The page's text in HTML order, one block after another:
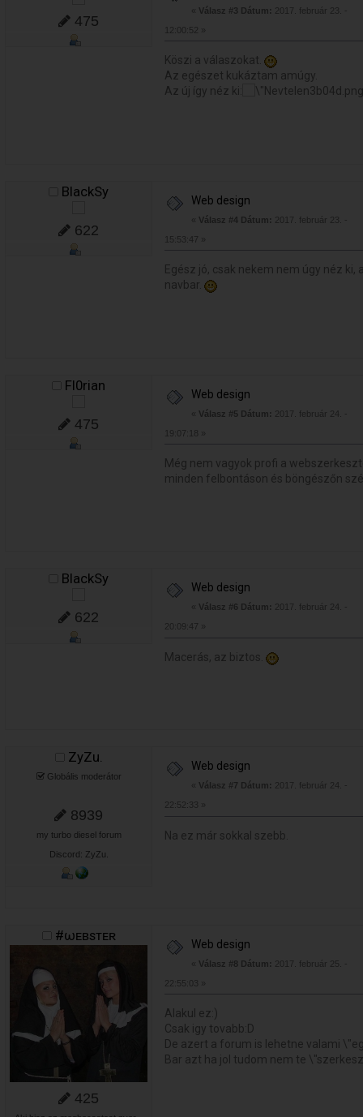
475
« Válasz #3 Dátum:
2017. február 23. -
12:00:52 »
Köszi a válaszokat.
Az egészet kukáztam amúgy.
Az új így néz ki:
BlackSy
622
Web design
« Válasz #4 Dátum:
2017. február 23. -
15:53:47 »
Egész jó, csak nekem nem úgy néz ki,
navbar.
Fl0rian
475
Web design
« Válasz #5 Dátum:
2017. február 24. -
19:07:18 »
Még nem vagyok profi a
minden felbontáson és böngészőn
BlackSy
622
Web design
« Válasz #6 Dátum:
2017. február 24. -
20:09:47 »
Macerás, az biztos.
ZyZu.
Globális moderátor
8939
my turbo diesel forum
Discord: ZyZu.
Web design
« Válasz #7 Dátum:
2017. február 24. -
22:52:33 »
Na ez már sokkal szebb.
#ωᴇʙsᴛᴇʀ
425
Web design
« Válasz #8 Dátum:
2017. február 25. -
22:55:03 »
Alakul ez:)
Csak igy tovabb:D
De azert a forum is lehetne valami
Bar azt ha jol tudom nem te